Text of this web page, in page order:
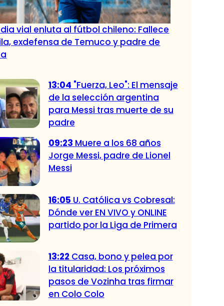
vial enluta al fútbol chileno: Fallece
exdefensa de Temuco y padre de
13:04 "Fuerza, Leo": El mensaje
de la selección argentina
para Messi tras muerte de su
padre
09:23 Muere a los 68 años
Jorge Messi, padre de Lionel
Messi
16:05 U. Católica vs Cobresal:
Dónde ver EN VIVO y ONLINE
partido por la Liga de Primera
13:22 Casa, bono y pelea por
la titularidad: Los próximos
pasos de Vozinha tras firmar
en Colo Colo